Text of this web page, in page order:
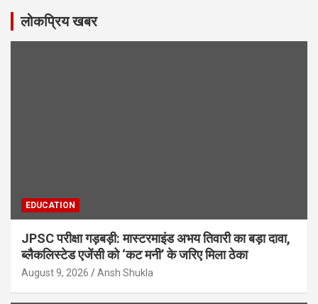
लोकप्रिय खबर
EDUCATION
JPSC परीक्षा गड़बड़ी: मास्टरमाइंड अभय तिवारी का बड़ा दावा,
ब्लैकलिस्टेड एजेंसी को ‘कट मनी’ के जरिए मिला ठेका
August 9, 2026 Ansh Shukla